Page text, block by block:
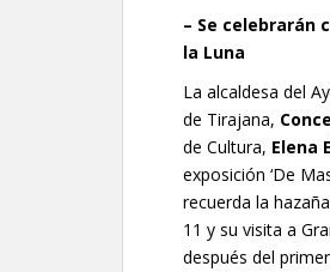
– Se celebrarán
la Luna
La alcaldesa del
de Tirajana,
de Cultura, Elena
exposición ‘De
recuerda la
11 y su visita a
después del